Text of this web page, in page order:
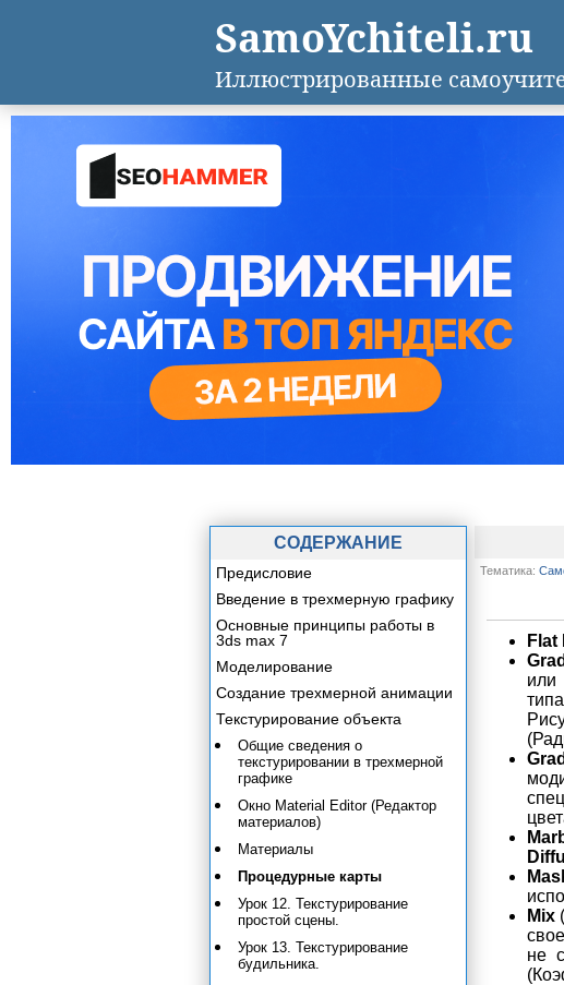
Тематика:
Flat
или
Mix
не
СОДЕРЖАНИЕ
Предисловие
Введение в трехмерную графику
Основные принципы работы в
3ds max 7
Моделирование
Создание трехмерной анимации
Текстурирование объекта
Общие сведения о
текстурировании в трехмерной
графике
Окно Material Editor (Редактор
материалов)
Материалы
Процедурные карты
Урок 12. Текстурирование
простой сцены.
Урок 13. Текстурирование
будильника.
SamoYchiteli.ru
Иллюстрированные